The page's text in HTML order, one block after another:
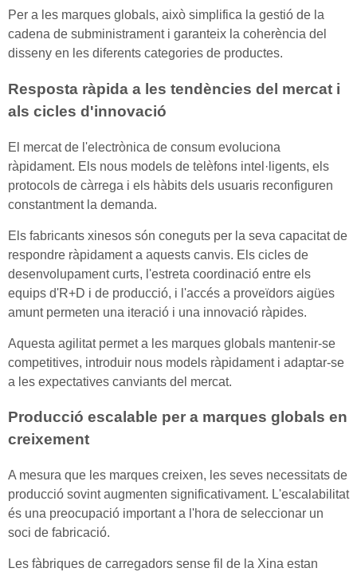
Per a les marques globals, això simplifica la gestió de la
cadena de subministrament i garanteix la coherència del
disseny en les diferents categories de productes.
Resposta ràpida a les tendències del mercat i
als cicles d'innovació
El mercat de l'electrònica de consum evoluciona
ràpidament. Els nous models de telèfons intel·ligents, els
protocols de càrrega i els hàbits dels usuaris reconfiguren
constantment la demanda.
Els fabricants xinesos són coneguts per la seva capacitat de
respondre ràpidament a aquests canvis. Els cicles de
desenvolupament curts, l'estreta coordinació entre els
equips d'R+D i de producció, i l'accés a proveïdors aigües
amunt permeten una iteració i una innovació ràpides.
Aquesta agilitat permet a les marques globals mantenir-se
competitives, introduir nous models ràpidament i adaptar-se
a les expectatives canviants del mercat.
Producció escalable per a marques globals en
creixement
A mesura que les marques creixen, les seves necessitats de
producció sovint augmenten significativament. L'escalabilitat
és una preocupació important a l'hora de seleccionar un
soci de fabricació.
Les fàbriques de carregadors sense fil de la Xina estan